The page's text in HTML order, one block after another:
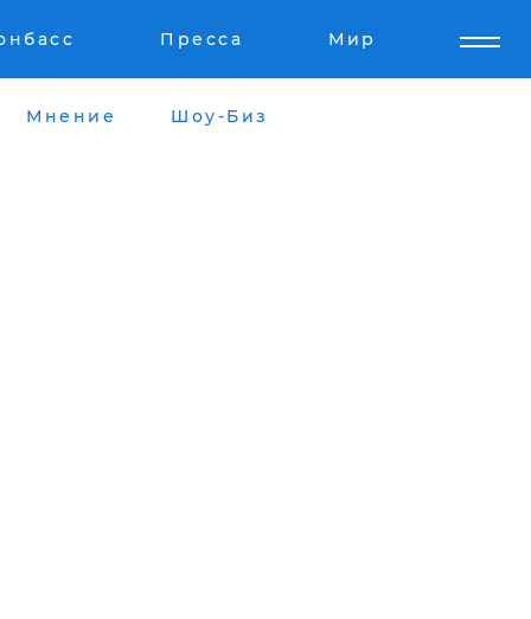
Пресса Мир
Мнение Шоу-Биз